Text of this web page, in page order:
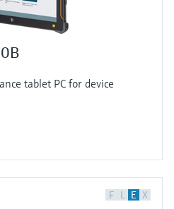
tablet PC for device
F L E X